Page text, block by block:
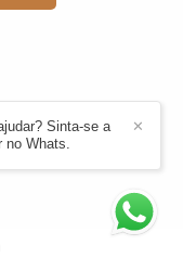
✕
Sinta-se a
no Whats.